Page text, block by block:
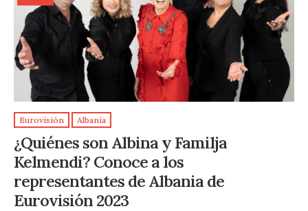
Eurovisión Albania
¿Quiénes son Albina y Familja
Kelmendi? Conoce a los
representantes de Albania de
Eurovisión 2023